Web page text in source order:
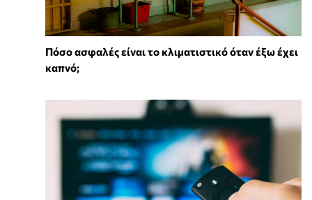
Πόσο ασφαλές είναι το κλιματιστικό όταν έξω έχει
καπνό;